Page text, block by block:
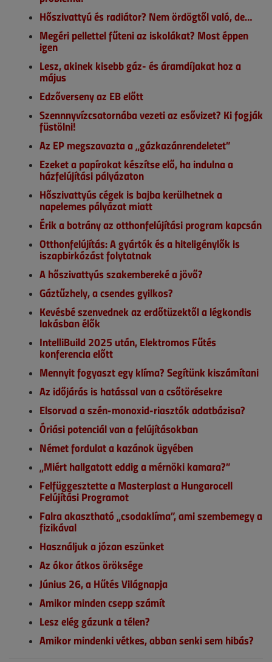
Hőszivattyú és radiátor? Nem ördögtől való, de…
Megéri pellettel fűteni az iskolákat? Most éppen
igen
Lesz, akinek kisebb gáz- és áramdíjakat hoz a
május
Edzőverseny az EB előtt
Szennnyvízcsatornába vezeti az esővizet? Ki fogják
füstölni!
Az EP megszavazta a „gázkazánrendeletet”
Ezeket a papírokat készítse elő, ha indulna a
házfelújítási pályázaton
Hőszivattyús cégek is bajba kerülhetnek a
napelemes pályázat miatt
Érik a botrány az otthonfelújítási program kapcsán
Otthonfelújítás: A gyártók és a hiteligénylők is
iszapbirkózást folytatnak
A hőszivattyús szakembereké a jövő?
Gáztűzhely, a csendes gyilkos?
Kevésbé szenvednek az erdőtüzektől a légkondis
lakásban élők
IntelliBuild 2025 után, Elektromos Fűtés
konferencia előtt
Mennyit fogyaszt egy klíma? Segítünk kiszámítani
Az időjárás is hatással van a csőtörésekre
Elsorvad a szén-monoxid-riasztók adatbázisa?
Óriási potenciál van a felújításokban
Német fordulat a kazánok ügyében
„Miért hallgatott eddig a mérnöki kamara?”
Felfüggesztette a Masterplast a Hungarocell
Felújítási Programot
Falra akasztható „csodaklíma”, ami szembemegy a
fizikával
Használjuk a józan eszünket
Az ókor átkos öröksége
Június 26, a Hűtés Világnapja
Amikor minden csepp számít
Lesz elég gázunk a télen?
Amikor mindenki vétkes, abban senki sem hibás?